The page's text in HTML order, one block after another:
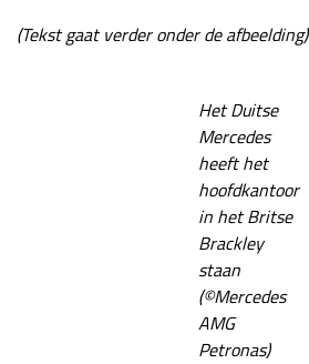
(Tekst gaat verder onder de afbeelding)
Het Duitse
Mercedes
heeft het
hoofdkantoor
in het Britse
Brackley
staan
(©Mercedes
AMG
Petronas)